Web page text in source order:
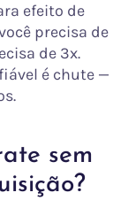
efeito de
precisa de
de 3x.
é chute —
sem